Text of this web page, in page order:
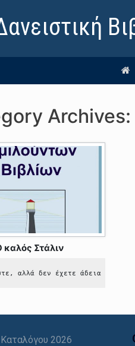
Archives:
Στάλιν
αλλά δεν έχετε άδεια να
2026